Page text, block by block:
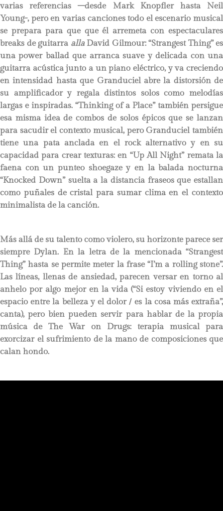
varias referencias –desde Mark Knopfler hasta Neil
Young-, pero en varias canciones todo el escenario musical
se prepara para que que él arremeta con espectaculares
breaks de guitarra allaDavid Gilmour: “Strangest Thing” es
una power ballad que arranca suave y delicada con una
guitarra acústica junto a un piano eléctrico, y va creciendo
en intensidad hasta que Granduciel abre la distorsión de
su amplificador y regala distintos solos como melodías
largas e inspiradas. “Thinking of a Place” también persigue
esa misma idea de combos de solos épicos que se lanzan
para sacudir el contexto musical, pero Granduciel también
tiene una pata anclada en el rock alternativo y en su
capacidad para crear texturas: en “Up All Night” remata la
faena con un punteo shoegaze y en la balada nocturna
“Knocked Down” suelta a la distancia fraseos que estallan
como puñales de cristal para sumar clima en el contexto
minimalista de la canción.
Más allá de su talento como violero, su horizonte parece ser
siempre Dylan. En la letra de la mencionada “Strangest
Thing” hasta se permite meter la frase “I’m a rolling stone”.
Las líneas, llenas de ansiedad, parecen versar en torno al
anhelo por algo mejor en la vida (“Si estoy viviendo en el
espacio entre la belleza y el dolor / es la cosa más extraña”,
canta), pero bien pueden servir para hablar de la propia
música de The War on Drugs: terapia musical para
exorcizar el sufrimiento de la mano de composiciones que
calan hondo.